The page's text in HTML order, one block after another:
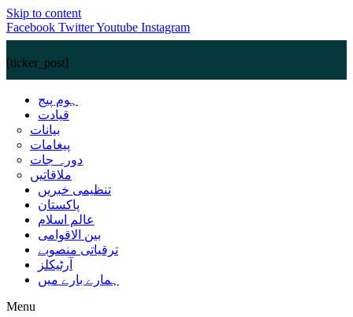
Skip to content
Facebook TwitterYoutube Instagram
[ticker_post]
ہوم پیج
قیادت
بیانات
پیغامات
دورہ جات
ملاقاتیں
تنظیمی خبریں
پاکستان
عالم اسلام
بین الاقوامی
ترقیاتی منصوبے
آرٹیکلز
ہمارے بارے میں
Menu